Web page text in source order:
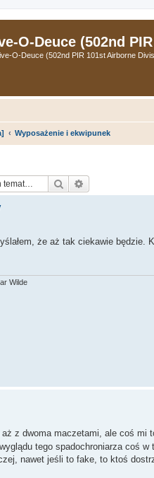
O-Deuce (502nd
O-Deuce (502nd PIR 101st Airborne
Wyposażenie i ekwipunek
Szukaj
że aż tak ciekawie będzie.
Wilde
z dwoma maczetami, ale coś mi
tego spadochroniarza coś
nawet jeśli to fake, to ktoś